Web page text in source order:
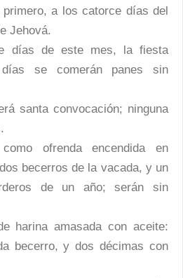
a los catorce días del
Jehová.
días de este mes, la fiesta
se comerán panes sin
santa convocación; ninguna
ofrenda encendida en
becerros de la vacada, y un
de un año; serán sin
harina amasada con aceite:
becerro, y dos décimas con